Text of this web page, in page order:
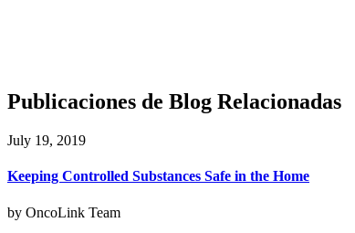
Publicaciones de Blog Relacionadas
July 19, 2019
Keeping Controlled Substances Safe in the Home
by OncoLink Team